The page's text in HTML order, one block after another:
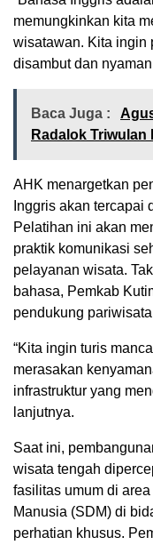
memungkinkan kita
wisatawan. Kita ingin
disambut dan
Baca Juga :
Radalok Triwulan
AHK menargetkan
Inggris akan tercapai
Pelatihan ini akan
praktik komunikasi
pelayanan wisata.
bahasa, Pemkab
pendukung
“Kita ingin turis
merasakan
infrastruktur yang
lanjutnya.
Saat ini,
wisata tengah
fasilitas umum di
Manusia (SDM) di
perhatian khusus.